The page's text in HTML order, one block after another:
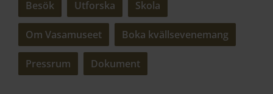
Besök Utforska Skola
Om Vasamuseet Boka kvällsevenemang
Pressrum Dokument